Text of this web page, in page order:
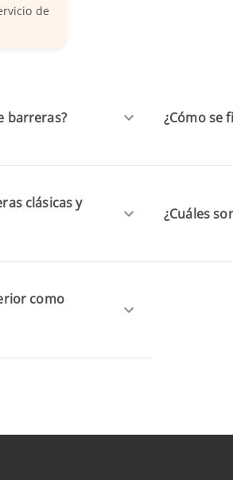
de
barreras?
clásicas y
como
¿Cómo se
¿Cuáles